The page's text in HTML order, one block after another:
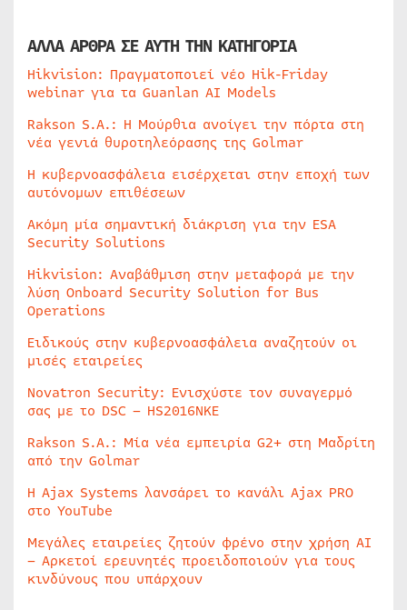
ΑΛΛΑ ΑΡΘΡΑ ΣΕ ΑΥΤΗ ΤΗΝ ΚΑΤΗΓΟΡΙΑ
Hikvision: Πραγματοποιεί νέο Hik-Friday
webinar για τα Guanlan AI Models
Rakson S.A.: Η Μούρθια ανοίγει την πόρτα στη
νέα γενιά θυροτηλεόρασης της Golmar
Η κυβερνοασφάλεια εισέρχεται στην εποχή των
αυτόνομων επιθέσεων
Ακόμη μία σημαντική διάκριση για την ESA
Security Solutions
Hikvision: Αναβάθμιση στην μεταφορά με την
λύση Onboard Security Solution for Bus
Operations
Ειδικούς στην κυβερνοασφάλεια αναζητούν οι
μισές εταιρείες
Novatron Security: Ενισχύστε τον συναγερμό
σας με το DSC – HS2016NKE
Rakson S.A.: Μία νέα εμπειρία G2+ στη Μαδρίτη
από την Golmar
Η Ajax Systems λανσάρει το κανάλι Ajax PRO
στο YouTube
Μεγάλες εταιρείες ζητούν φρένο στην χρήση AI
– Αρκετοί ερευνητές προειδοποιούν για τους
κινδύνους που υπάρχουν